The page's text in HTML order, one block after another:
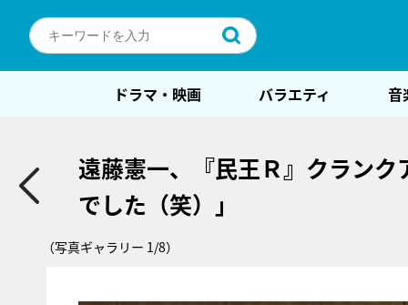
ドラマ・映画 バラエティ 音
遠藤憲一、『民王Ｒ』クラン
でした（笑）」
（写真ギャラリー 1/8）